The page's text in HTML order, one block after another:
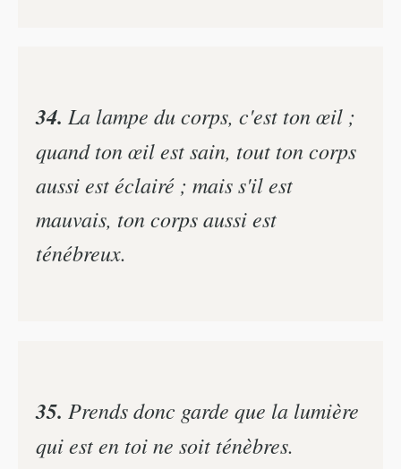
34. La lampe du corps, c'est ton œil ;
quand ton œil est sain, tout ton corps
aussi est éclairé ; mais s'il est
mauvais, ton corps aussi est
ténébreux.
35. Prends donc garde que la lumière
qui est en toi ne soit ténèbres.